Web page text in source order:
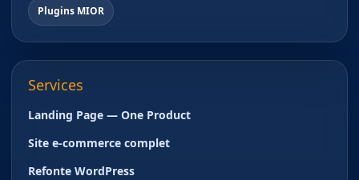
Plugins MIOR
Services
Landing Page — One Product
Site e-commerce complet
Refonte WordPress